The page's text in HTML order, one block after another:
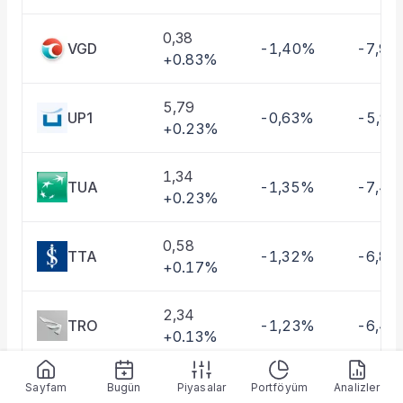
VGD
0,38
+0.83%
-1,40% -
UP1
5,79
+0.23%
-0,63% -
TUA
1,34
+0.23%
-1,35% -
TTA
0,58
+0.17%
-1,32% -
TRO
2,34
+0.13%
-1,23% -
2,52
-2,38% -
Sayfam Bugün Piyasalar Portföyüm Analizler